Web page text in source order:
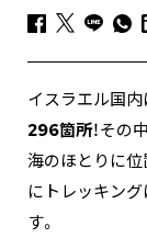
イスラエル国
296箇所！その
海のほとりに位
にトレッキン
す。